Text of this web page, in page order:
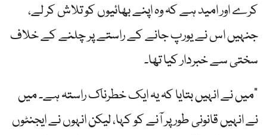
کرے اور امید ہے کہ وہ اپنے بھائیوں کو تلاش کر لے،
جنہیں اس نے یورپ جانے کے راستے پر چلنے کے خلاف
سختی سے خبردار کیا تھا۔
"میں نے انہیں بتایا کہ یہ ایک خطرناک راستہ ہے۔ میں
نے انہیں قانونی طور پر آنے کو کہا، لیکن انہوں نے ایجنٹوں